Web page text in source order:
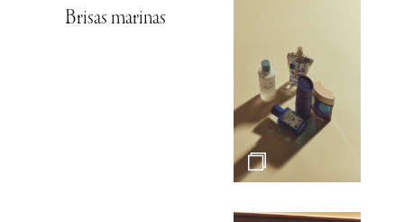
Brisas marinas